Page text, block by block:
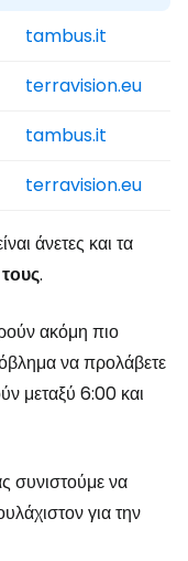
tambus.it
terravision.eu
tambus.it
terravision.eu
άνετες και τα
.
ακόμη πιο
να προλάβετε
μεταξύ 6:00 και
συνιστούμε να
για την